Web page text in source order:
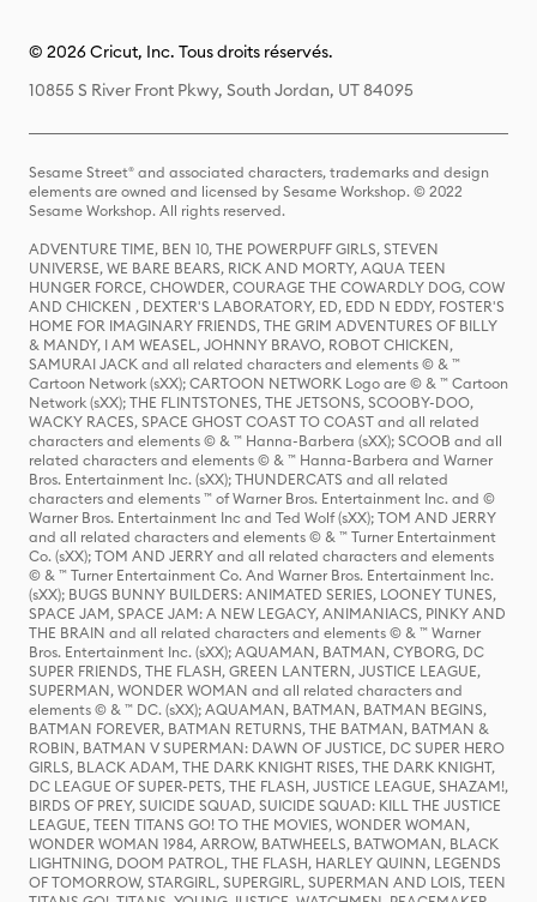
© 2026 Cricut, Inc. Tous droits réservés.
10855 S River Front Pkwy, South Jordan, UT 84095
Sesame Street® and associated characters, trademarks and design
elements are owned and licensed by Sesame Workshop. © 2022
Sesame Workshop. All rights reserved.
ADVENTURE TIME, BEN 10, THE POWERPUFF GIRLS, STEVEN
UNIVERSE, WE BARE BEARS, RICK AND MORTY, AQUA TEEN
HUNGER FORCE, CHOWDER, COURAGE THE COWARDLY DOG, COW
AND CHICKEN , DEXTER'S LABORATORY, ED, EDD N EDDY, FOSTER'S
HOME FOR IMAGINARY FRIENDS, THE GRIM ADVENTURES OF BILLY
& MANDY, I AM WEASEL, JOHNNY BRAVO, ROBOT CHICKEN,
SAMURAI JACK and all related characters and elements © & ™
Cartoon Network (sXX); CARTOON NETWORK Logo are © & ™ Cartoon
Network (sXX); THE FLINTSTONES, THE JETSONS, SCOOBY-DOO,
WACKY RACES, SPACE GHOST COAST TO COAST and all related
characters and elements © & ™ Hanna-Barbera (sXX); SCOOB and all
related characters and elements © & ™ Hanna-Barbera and Warner
Bros. Entertainment Inc. (sXX); THUNDERCATS and all related
characters and elements ™ of Warner Bros. Entertainment Inc. and ©
Warner Bros. Entertainment Inc and Ted Wolf (sXX); TOM AND JERRY
and all related characters and elements © & ™ Turner Entertainment
Co. (sXX); TOM AND JERRY and all related characters and elements
© & ™ Turner Entertainment Co. And Warner Bros. Entertainment Inc.
(sXX); BUGS BUNNY BUILDERS: ANIMATED SERIES, LOONEY TUNES,
SPACE JAM, SPACE JAM: A NEW LEGACY, ANIMANIACS, PINKY AND
THE BRAIN and all related characters and elements © & ™ Warner
Bros. Entertainment Inc. (sXX); AQUAMAN, BATMAN, CYBORG, DC
SUPER FRIENDS, THE FLASH, GREEN LANTERN, JUSTICE LEAGUE,
SUPERMAN, WONDER WOMAN and all related characters and
elements © & ™ DC. (sXX); AQUAMAN, BATMAN, BATMAN BEGINS,
BATMAN FOREVER, BATMAN RETURNS, THE BATMAN, BATMAN &
ROBIN, BATMAN V SUPERMAN: DAWN OF JUSTICE, DC SUPER HERO
GIRLS, BLACK ADAM, THE DARK KNIGHT RISES, THE DARK KNIGHT,
DC LEAGUE OF SUPER-PETS, THE FLASH, JUSTICE LEAGUE, SHAZAM!,
BIRDS OF PREY, SUICIDE SQUAD, SUICIDE SQUAD: KILL THE JUSTICE
LEAGUE, TEEN TITANS GO! TO THE MOVIES, WONDER WOMAN,
WONDER WOMAN 1984, ARROW, BATWHEELS, BATWOMAN, BLACK
LIGHTNING, DOOM PATROL, THE FLASH, HARLEY QUINN, LEGENDS
OF TOMORROW, STARGIRL, SUPERGIRL, SUPERMAN AND LOIS, TEEN